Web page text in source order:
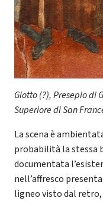
Giotto (?), Presepio di
Superiore di San
La scena è
probabilità la stessa
documentata
nell’affresco
ligneo visto dal